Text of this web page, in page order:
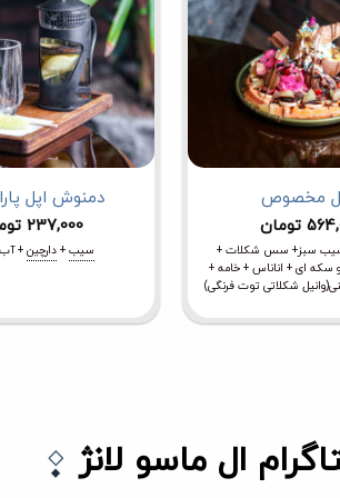
مخصوص
تومان
سیب سبز+ سس شکلات +
ای + اناناس + خامه +
شکلاتی توت فرنگی)
دمنوش اپل
237,000
سیب + دارچین +
ال ماسو لانژ